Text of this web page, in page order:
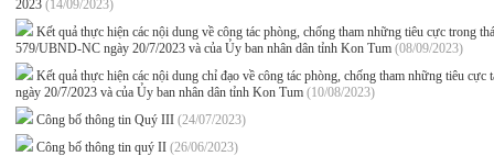
2023 (14/09/2023)
Kết quả thực hiện các nội dung về công tác phòng, chống tham những tiêu cực trong
579/UBND-NC ngày 20/7/2023 và của Ủy ban nhân dân tỉnh Kon Tum (08/09/2023)
Kết quả thực hiện các nội dung chỉ đạo về công tác phòng, chống tham những tiêu
ngày 20/7/2023 và của Ủy ban nhân dân tỉnh Kon Tum (10/08/2023)
Công bố thông tin Quý III (24/07/2023)
Công bố thông tin quý II (26/06/2023)